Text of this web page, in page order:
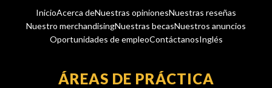
InicioAcerca deNuestras opinionesNuestras reseñas
Nuestro merchandisingNuestras becasNuestros anuncios
Oportunidades de empleoContáctanosInglés
ÁREAS DE PRÁCTICA